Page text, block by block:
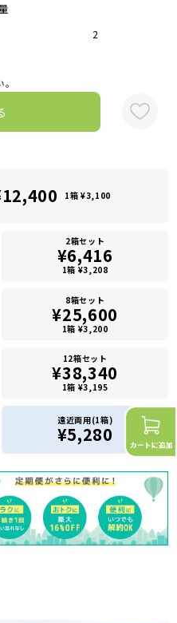
2
1箱 ¥3,100
2箱セット
¥6,416
1箱 ¥3,208
8箱セット
¥25,600
1箱 ¥3,200
12箱セット
¥38,340
1箱 ¥3,195
遠近両用(1箱)
¥5,280